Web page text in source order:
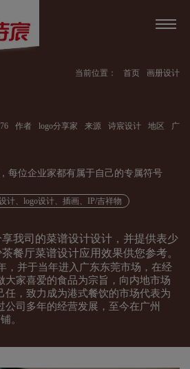
当前位置： 首页
画册设计
作者 logo分享家 来源 诗宸设计 地区
广
每位企业家都有属于自己的专属符号
计、logo设计、插画、IP/吉祥物
我司的菜谱设计设计，并提供表少
餐厅菜谱设计应用效果供您参考。
，并于当年进入广东东莞市场，在经
大家喜爱的食品为宗旨，向内地市场
任，致力成为港式餐饮的市场代表为
公司多年的经营发展，至今在广州
。